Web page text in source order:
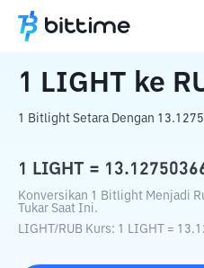
Beranda Konverter Kripto
1 LIGHT ke
1 Bitlight Setara Dengan
1 LIGHT =
Konversikan 1 Bitlight Menjadi
Tukar Saat Ini.
LIGHT /RUB Kurs: 1 LIGHT =